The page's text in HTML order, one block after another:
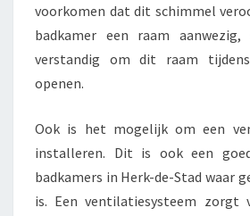
voorkomen dat dit schimmel
badkamer een raam
verstandig om dit raam
openen.
Ook is het mogelijk om een
installeren. Dit is ook een
badkamers in Herk-de-Stad waar
is. Een ventilatiesysteem zorgt